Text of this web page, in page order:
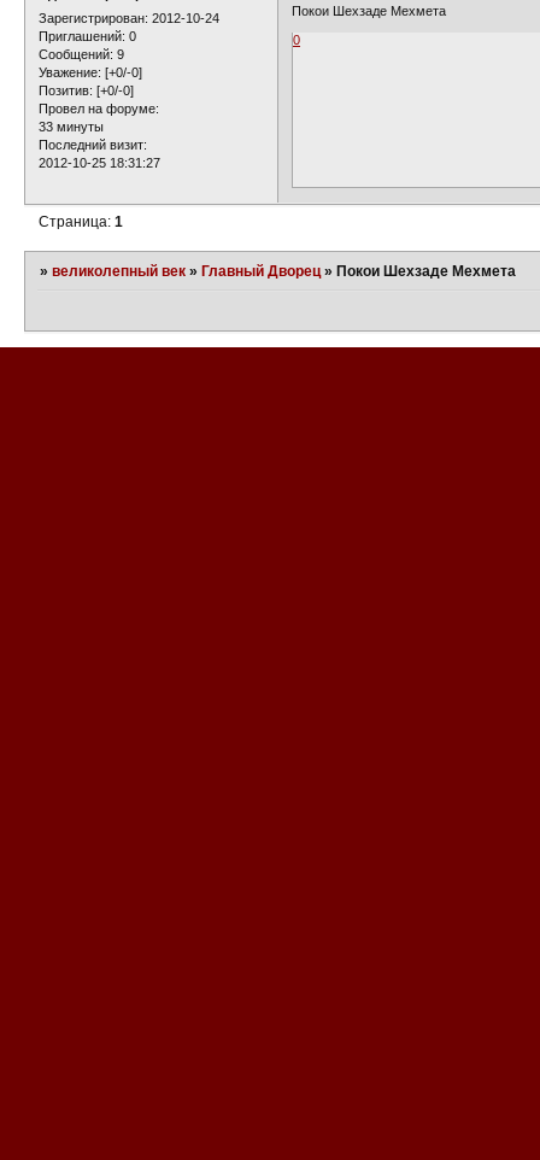
Зарегистрирован: 2012-10-24
Приглашений: 0
Сообщений: 9
Уважение: [+0/-0]
Позитив: [+0/-0]
Провел на форуме:
33 минуты
Последний визит:
2012-10-25 18:31:27
Покои Шехзаде Мехмета
0
Страница:1
»великолепный век » Главный Дворец » Покои Шехзаде Мехмета